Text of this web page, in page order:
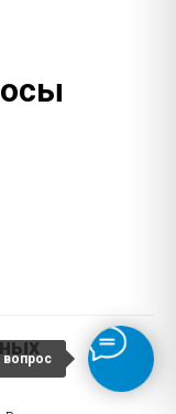
вопрос